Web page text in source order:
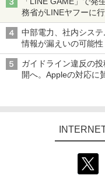
務省がLINEヤフーに
中部電力、社内シス
情報が漏えいの可能
ガイドライン違反の
開へ。Appleの対応に